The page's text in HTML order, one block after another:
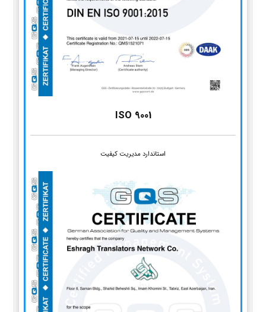
ISO 9001
استاندارد مدیریت کیفیت